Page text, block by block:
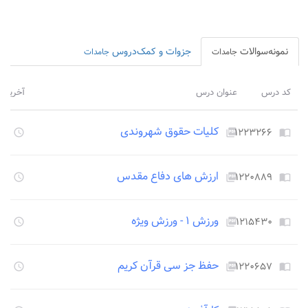
نمونه‌سوالات جامدات جزوات و کمک‌دروس جامدات
کد درس عنوان درس آخرین
import_contacts ۱۲۲۳۲۶۶picture_as_pdf کلیات حقوق شهروندی access_time
import_contacts ۱۲۲۰۸۸۹picture_as_pdf ارزش های دفاع مقدس access_time
import_contacts ۱۲۱۵۴۳۰picture_as_pdf ورزش ۱ - ورزش ویژه access_time
import_contacts ۱۲۲۰۶۵۷picture_as_pdf حفظ جز سی قرآن کریم access_time